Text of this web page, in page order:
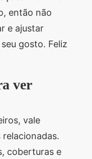
então não
e ajustar
gosto. Feliz
ver
vale
coberturas e